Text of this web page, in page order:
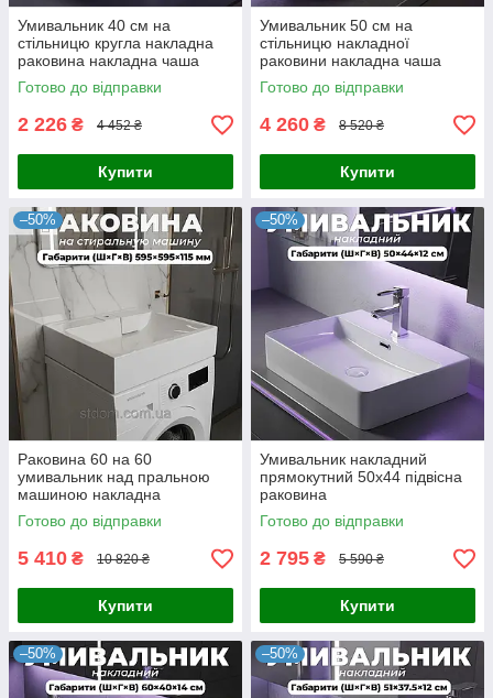
Умивальник 40 см на
стільницю кругла накладна
раковина накладна чаша
Готово до відправки
2 226 ₴ 4 452 ₴
Купити
Умивальник 50 см на
стільницю накладної
раковини накладна чаша
чорний матовий
Готово до відправки
4 260 ₴ 8 520 ₴
Купити
–50%
Раковина 60 на 60
умивальник над пральною
машиною накладна
Готово до відправки
5 410 ₴ 10 820 ₴
Купити
–50%
Умивальник накладний
прямокутний 50х44 підвісна
раковина
Готово до відправки
2 795 ₴ 5 590 ₴
Купити
–50% –50%